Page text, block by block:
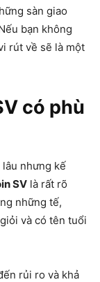
sàn giao
bạn không
rút về sẽ là một
có phù
nhưng kế
SV là rất rõ
những tế,
và có tên tuổi
rủi ro và khả